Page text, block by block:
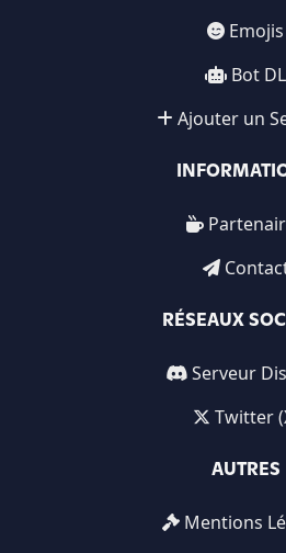
Emojis
Bot DL
Ajouter un
RÉSEAUX
Serveur
Twitter
AUTRES
Mentions